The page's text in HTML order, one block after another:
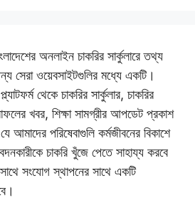
অনলাইন চাকরির সার্কুলারে তথ্য
সেরা ওয়েবসাইটগুলির মধ্যে একটি।
থেকে চাকরির সার্কুলার, চাকরির
খবর, শিক্ষা সামগ্রীর আপডেট প্রকাশ
আমাদের পরিষেবাগুলি কর্মজীবনের বিকাশে
চাকরি খুঁজে পেতে সাহায্য করবে
সংযোগ স্থাপনের সাথে একটি